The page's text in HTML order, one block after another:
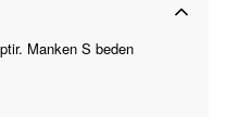
Manken S beden